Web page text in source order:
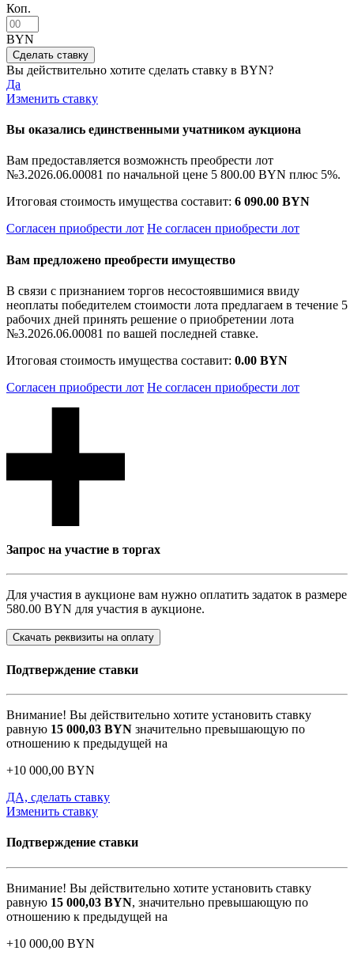
Коп.
BYN
Вы действительно хотите сделать ставку в BYN?
Да
Изменить ставку
Вы оказались единственными учатником аукциона
Вам предоставляется возможнсть преобрести лот
№3.2026.06.00081 по начальной цене 5 800.00 BYN плюс 5%.
Итоговая стоимость имущества составит: 6 090.00 BYN
Согласен приобрести лот Не согласен приобрести лот
Вам предложено преобрести имущество
В связи с признанием торгов несостоявшимися ввиду
неоплаты победителем стоимости лота предлагаем в течение 5
рабочих дней принять решение о приобретении лота
№3.2026.06.00081 по вашей последней ставке.
Итоговая стоимость имущества составит: 0.00 BYN
Согласен приобрести лот Не согласен приобрести лот
Запрос на участие в торгах
Для участия в аукционе вам нужно оплатить задаток в размере
580.00 BYN для участия в аукционе.
Скачать реквизиты на оплату
Подтверждение ставки
Внимание! Вы действительно хотите установить ставку
равную 15 000,03 BYN значительно превышающую по
отношению к предыдущей на
+10 000,00 BYN
ДА, сделать ставку
Изменить ставку
Подтверждение ставки
Внимание! Вы действительно хотите установить ставку
равную 15 000,03 BYN, значительно превышающую по
отношению к предыдущей на
+10 000,00 BYN